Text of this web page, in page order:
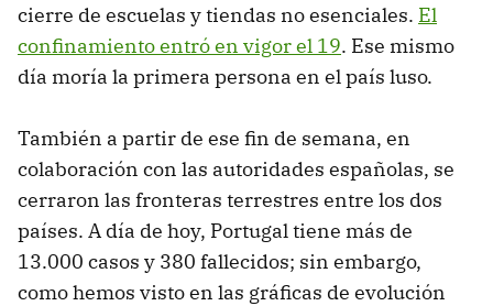
cierre de escuelas y tiendas no esenciales. El
confinamiento entró en vigor el 19. Ese mismo
día moría la primera persona en el país luso.
También a partir de ese fin de semana, en
colaboración con las autoridades españolas, se
cerraron las fronteras terrestres entre los dos
países. A día de hoy, Portugal tiene más de
13.000 casos y 380 fallecidos; sin embargo,
como hemos visto en las gráficas de evolución